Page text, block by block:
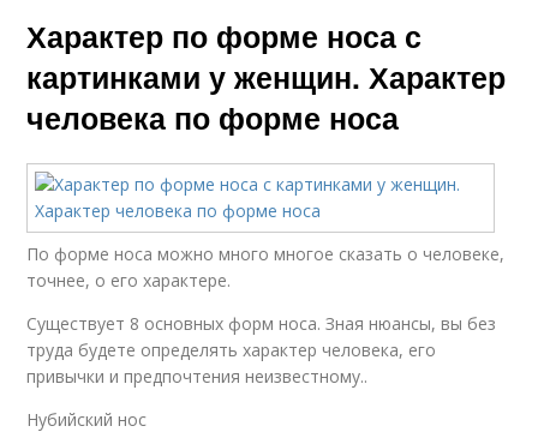
Характер по форме носа с
картинками у женщин. Характер
человека по форме носа
По форме носа можно много многое сказать о человеке,
точнее, о его характере.
Существует 8 основных форм носа. Зная нюансы, вы без
труда будете определять характер человека, его
привычки и предпочтения неизвестному..
Нубийский нос